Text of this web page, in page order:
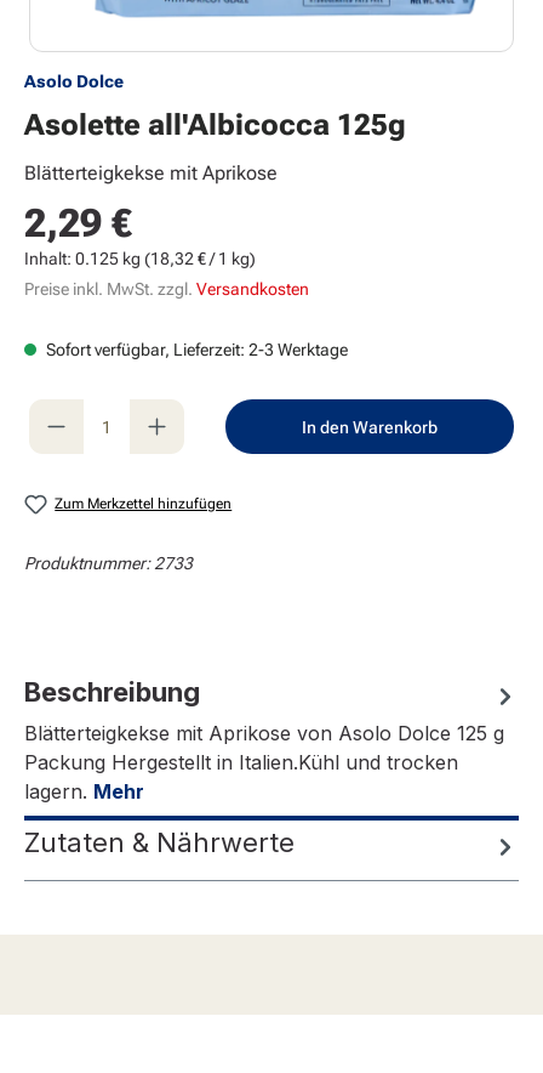
Asolo Dolce
Asolette all'Albicocca 125g
Blätterteigkekse mit Aprikose
Regulärer Preis:
2,29 €
Inhalt: 0.125 kg (18,32 € / 1 kg)
Preise inkl. MwSt. zzgl. Versandkosten
Sofort verfügbar, Lieferzeit: 2-3 Werktage
Produkt Anzahl: Gib den gewünschten
In den Warenkorb
Zum Merkzettel hinzufügen
Produktnummer:2733
Beschreibung
Blätterteigkekse mit Aprikose von Asolo Dolce 125 g
Packung Hergestellt in Italien.Kühl und trocken
lagern. Mehr
Zutaten & Nährwerte